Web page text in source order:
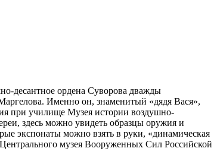
десантное ордена Суворова дважды
Именно он, знаменитый «дядя Вася»,
при училище Музея истории воздушно-
здесь можно увидеть образцы оружия и
экспонаты можно взять в руки, «динамическая
музея Вооруженных Сил Российской